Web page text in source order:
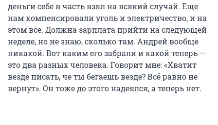
деньги себе в часть взял на всякий случай. Еще
нам компенсировали уголь и электричество, и на
этом все. Должна зарплата прийти на следующей
неделе, но не знаю, сколько там. Андрей вообще
никакой. Вот каким его забрали и какой теперь —
это два разных человека. Говорит мне: «Хватит
везде писать, че ты бегаешь везде? Всё равно не
вернут». Он тоже до этого надеялся, а теперь нет.